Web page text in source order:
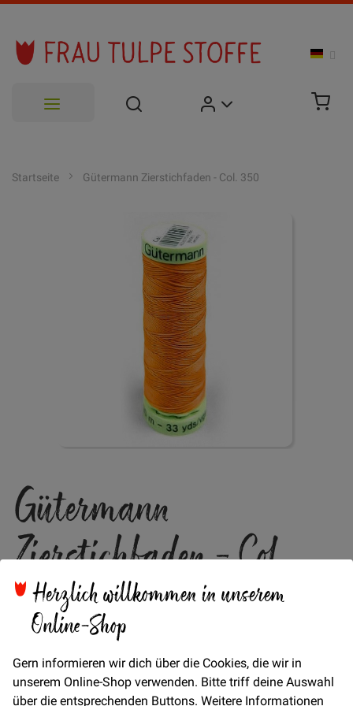
Herzlich willkommen in unserem
Online-Shop
Gern informieren wir dich über die Cookies, die wir in
unserem Online-Shop verwenden. Bitte triff deine Auswahl
über die entsprechenden Buttons. Weitere Informationen
Startseite Gütermann Zierstichfaden - Col. 350
der
Bildgalerie
springen
Gütermann
Zierstichfaden - Col.
350 Auf Lager
STÜCK
Menge